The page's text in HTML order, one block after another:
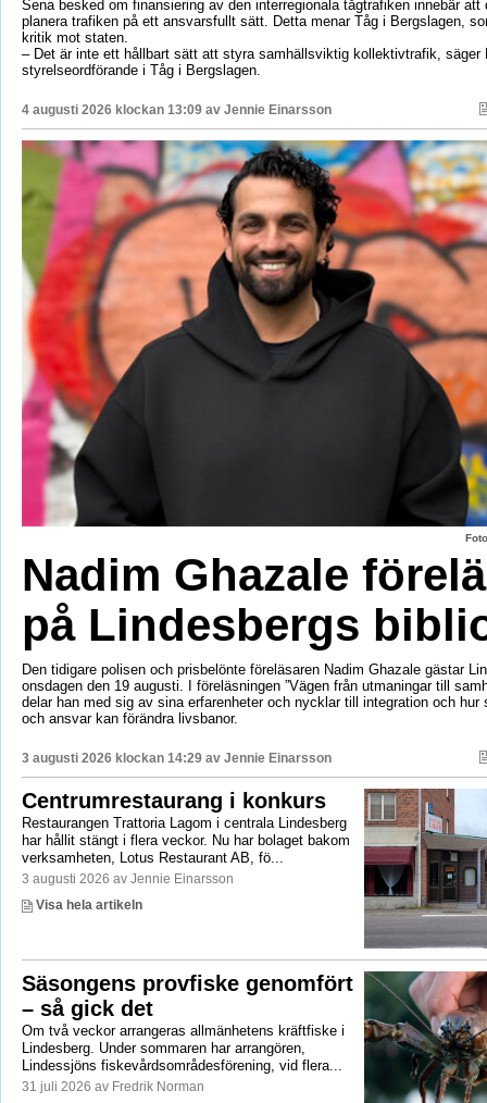
Sena besked om finansiering av den interregionala tågtrafiken innebär att
planera trafiken på ett ansvarsfullt sätt. Detta menar Tåg i Bergslagen,
kritik mot staten.
– Det är inte ett hållbart sätt att styra samhällsviktig kollektivtrafik, säger
styrelseordförande i Tåg i Bergslagen.
4 augusti 2026 klockan 13:09 av Jennie Einarsson
Nadim Ghazale
på Lindesbergs
Den tidigare polisen och prisbelönte föreläsaren Nadim Ghazale gästar
onsdagen den 19 augusti. I föreläsningen ”Vägen från utmaningar till
delar han med sig av sina erfarenheter och nycklar till integration och hur
och ansvar kan förändra livsbanor.
3 augusti 2026 klockan 14:29 av Jennie Einarsson
Centrumrestaurang i konkurs
Restaurangen Trattoria Lagom i centrala Lindesberg
har hållit stängt i flera veckor. Nu har bolaget bakom
verksamheten, Lotus Restaurant AB, fö...
3 augusti 2026 av Jennie Einarsson
Visa hela artikeln
Säsongens provfiske genomfört
– så gick det
Om två veckor arrangeras allmänhetens kräftfiske i
Lindesberg. Under sommaren har arrangören,
Lindessjöns fiskevårdsområdesförening, vid flera...
31 juli 2026 av Fredrik Norman